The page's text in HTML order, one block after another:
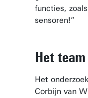
functies,
sensoren!”
Het team
Het
Corbijn van